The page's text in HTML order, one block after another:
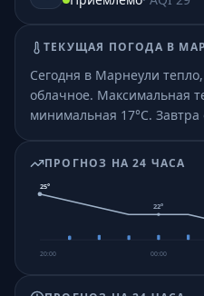
ТЕКУЩАЯ ПОГОДА В
Сегодня в Марнеули
облачное. Максимальная
минимальная 17°C. Завтра
ПРОГНОЗ НА 24 ЧАСА
25°
20:00
22°
00:00